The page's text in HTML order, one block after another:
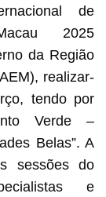
de
2025
da Região
realizar-
tendo por
Verde –
Belas”. A
sessões do
e